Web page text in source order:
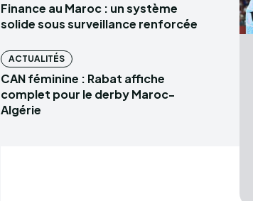
Finance au Maroc : un système
solide sous surveillance renforcée
ACTUALITÉS
CAN féminine : Rabat affiche
complet pour le derby Maroc-
Algérie